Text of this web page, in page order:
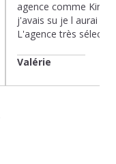
agence comme
j'avais su je l aurai
L'agence très
Valérie